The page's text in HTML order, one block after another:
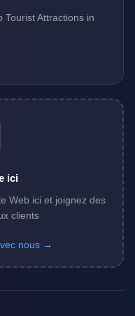
Tourist Attractions in
ici
Web ici et joignez des
clients
nous →